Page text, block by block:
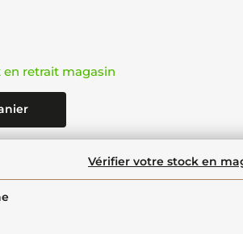
retrait magasin
Vérifier votre stock en